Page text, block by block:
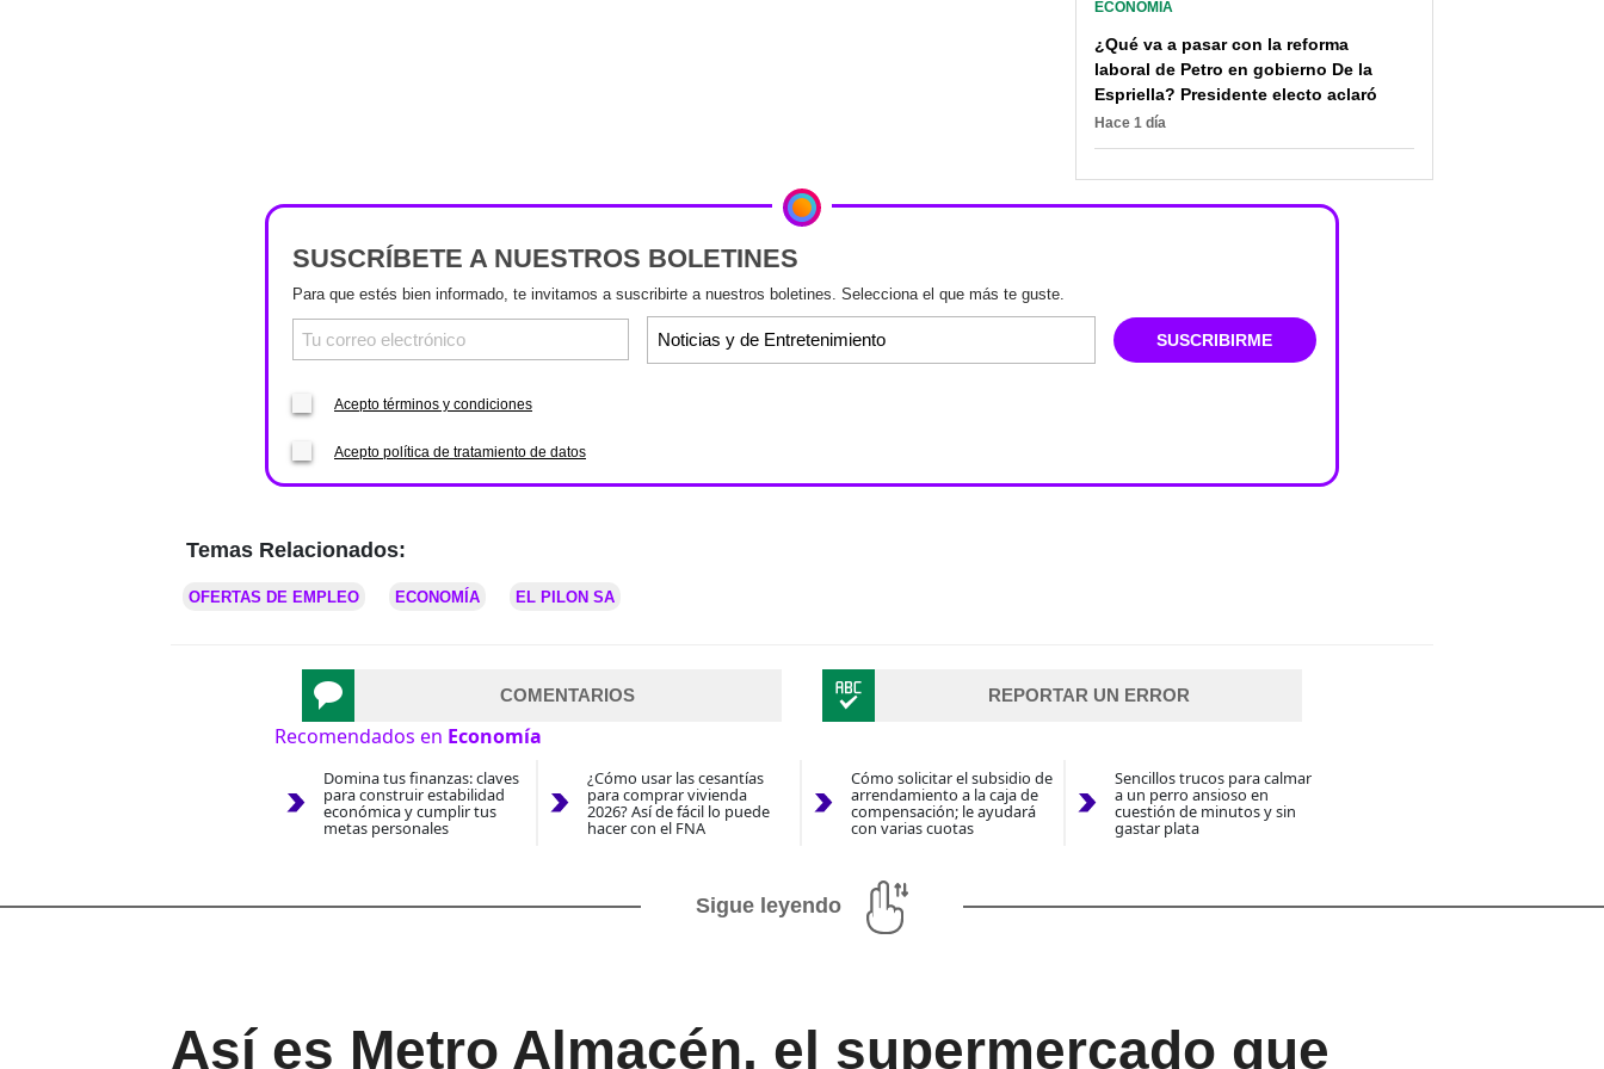
ECONOMÍA
¿Qué va a pasar con la reforma
laboral de Petro en gobierno De la
Espriella? Presidente electo aclaró
Hace 1 día
SUSCRÍBETE A NUESTROS BOLETINES
Para que estés bien informado, te invitamos a suscribirte a nuestros boletines. Selecciona el que más te guste.
SUSCRIBIRME
Acepto términos y condiciones
Acepto política de tratamiento de datos
Temas Relacionados:
OFERTAS DE EMPLEO ECONOMÍA EL PILON SA
COMENTARIOS REPORTAR UN ERROR
Recomendados en Economía
Domina tus finanzas: claves
para construir estabilidad
económica y cumplir tus
metas personales
¿Cómo usar las cesantías
para comprar vivienda
2026? Así de fácil lo puede
hacer con el FNA
Cómo solicitar el subsidio de
arrendamiento a la caja de
compensación; le ayudará
con varias cuotas
Sencillos trucos para calmar
a un perro ansioso en
cuestión de minutos y sin
gastar plata
Sigue leyendo
Así es Metro Almacén, el supermercado que